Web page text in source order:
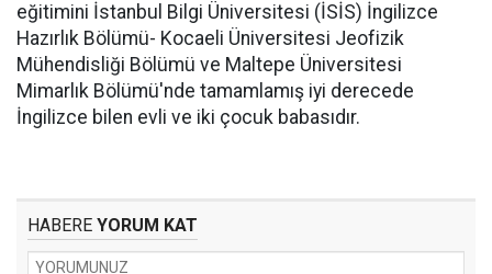
eğitimini İstanbul Bilgi Üniversitesi (İSİS) İngilizce
Hazırlık Bölümü- Kocaeli Üniversitesi Jeofizik
Mühendisliği Bölümü ve Maltepe Üniversitesi
Mimarlık Bölümü'nde tamamlamış iyi derecede
İngilizce bilen evli ve iki çocuk babasıdır.
HABERE YORUM KAT